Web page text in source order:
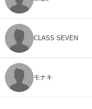
CLASS SEVEN
モナキ